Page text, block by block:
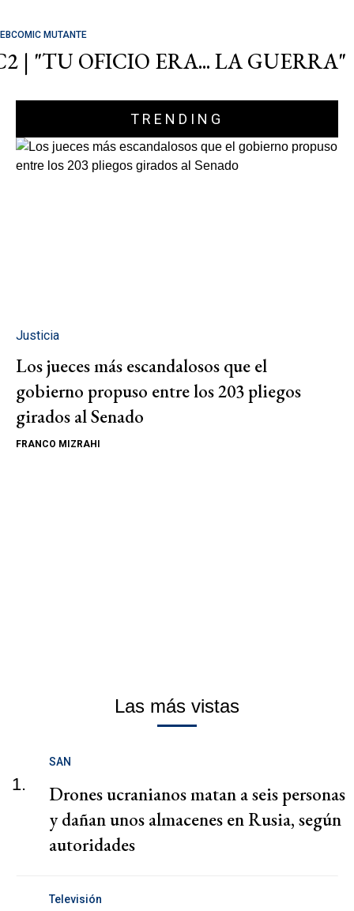
MUTANTE
| "TU OFICIO ERA... LA GUERRA"
TRENDING
Justicia
Los jueces más escandalosos que el
gobierno propuso entre los 203 pliegos
girados al Senado
FRANCO MIZRAHI
Las más vistas
1.
SAN
Drones ucranianos matan a seis personas
y dañan unos almacenes en Rusia, según
autoridades
Televisión